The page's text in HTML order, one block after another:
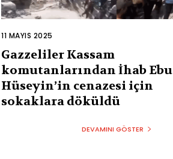
11 MAYIS 2025
Gazzeliler Kassam
komutanlarından İhab Ebu
Hüseyin’in cenazesi için
sokaklara döküldü
DEVAMINI GÖSTER